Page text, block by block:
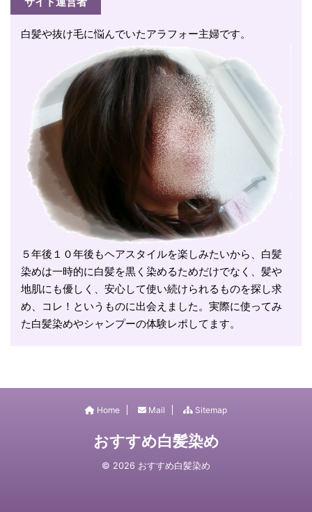
白髪や抜け毛に悩んでいたアラフォー主婦です。
５年後１０年後もヘアスタイルを楽しみたいから、白髪
染めは一時的に白髪を黒く染めるためだけでなく、髪や
地肌にも優しく、安心して使い続けられるものを探し求
め、コレ！というものに出会えました。実際に使ってみ
た白髪染めやシャンプーの体験レポしてます。
Home Mail Sitemap
おすすめ白髪染め
© 2026 おすすめ白髪染め